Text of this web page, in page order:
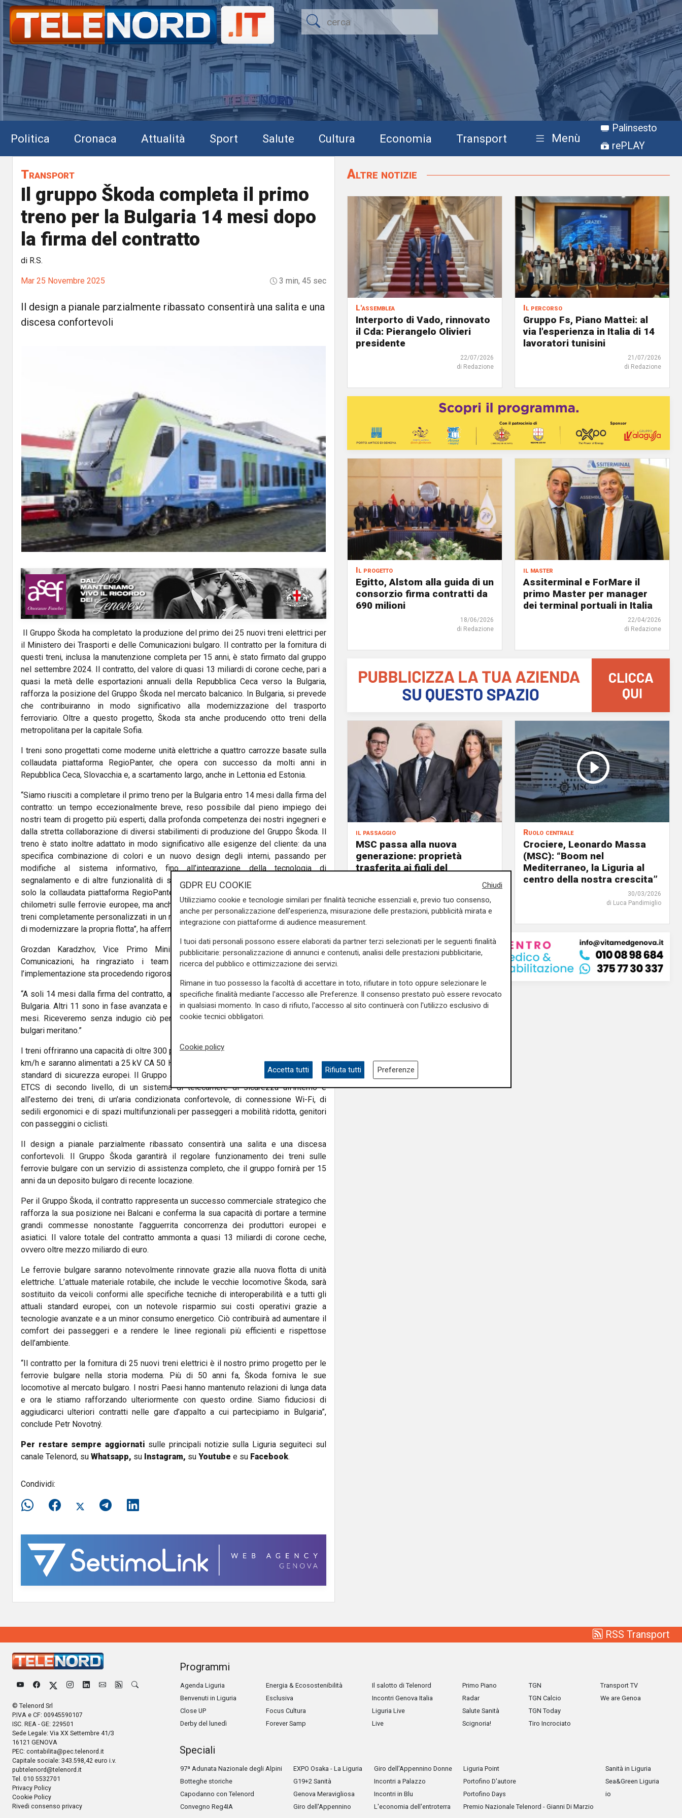
Politica Cronaca Attualità Sport Salute Cultura Economia Transport Menù
Palinsesto
rePLAY
Transport
Il gruppo Škoda completa il primo
treno per la Bulgaria 14 mesi dopo
la firma del contratto
di R.S.
Mar 25 Novembre 2025 3 min, 45 sec
Il design a pianale parzialmente ribassato consentirà una salita e una
discesa confortevoli
Il Gruppo Škoda ha completato la produzione del primo dei 25 nuovi treni elettrici per
il Ministero dei Trasporti e delle Comunicazioni bulgaro. Il contratto per la fornitura di
questi treni, inclusa la manutenzione completa per 15 anni, è stato firmato dal gruppo
nel settembre 2024. Il contratto, del valore di quasi 13 miliardi di corone ceche, pari a
quasi la metà delle esportazioni annuali della Repubblica Ceca verso la Bulgaria,
rafforza la posizione del Gruppo Škoda nel mercato balcanico. In Bulgaria, si prevede
che contribuiranno in modo significativo alla modernizzazione del trasporto
ferroviario. Oltre a questo progetto, Škoda sta anche producendo otto treni della
metropolitana per la capitale Sofia.
I treni sono progettati come moderne unità elettriche a quattro carrozze basate sulla
collaudata piattaforma RegioPanter, che opera con successo da molti anni in
Repubblica Ceca, Slovacchia e, a scartamento largo, anche in Lettonia ed Estonia.
“Siamo riusciti a completare il primo treno per la Bulgaria entro 14 mesi dalla firma del
contratto: un tempo eccezionalmente breve, reso possibile dal pieno impiego dei
nostri team di progetto più esperti, dalla profonda competenza dei nostri ingegneri e
dalla stretta collaborazione di diversi stabilimenti di produzione del Gruppo Škoda. Il
treno è stato inoltre adattato in modo significativo alle esigenze del cliente: da una
specifica combinazione di colori e un nuovo design degli interni, passando per
modifiche al sistema informativo, fino all’integrazione della tecnologia di
segnalamento e di altre funzionalità di sicurezza. Škoda porta così in Bulgaria non
solo la collaudata piattaforma RegioPanter, che ha già percorso circa 160 milioni di
chilometri sulle ferrovie europee, ma anche la capacità di fornire in tempi rapidissimi
treni completamente personalizzati in un momento in cui il Paese ha urgente bisogno
di modernizzare la propria flotta”, ha affermato Petr Novotný, CEO del Gruppo Škoda.
Grozdan Karadzhov, Vice Primo Ministro e Ministro dei Trasporti e delle
Comunicazioni, ha ringraziato i team di produzione e ha sottolineato che
l’implementazione sta procedendo rigorosamente secondo i tempi previsti:
“A soli 14 mesi dalla firma del contratto, abbiamo già il primo treno completato per la
Bulgaria. Altri 11 sono in fase avanzata e dovrebbero essere completati nei prossimi
mesi. Riceveremo senza indugio ciò per cui abbiamo pagato, e ciò che i cittadini
bulgari meritano.”
I treni offriranno una capacità di oltre 300 posti a sedere, una velocità massima di 160
km/h e saranno alimentati a 25 kV CA 50 Hz. Sono progettati per soddisfare gli attuali
standard di sicurezza europei. Il Gruppo Škoda li doterà di un sistema di sicurezza
ETCS di secondo livello, di un sistema di telecamere di sicurezza all’interno e
all’esterno dei treni, di un’aria condizionata confortevole, di connessione Wi-Fi, di
sedili ergonomici e di spazi multifunzionali per passeggeri a mobilità ridotta, genitori
con passeggini o ciclisti.
Il design a pianale parzialmente ribassato consentirà una salita e una discesa
confortevoli. Il Gruppo Škoda garantirà il regolare funzionamento dei treni sulle
ferrovie bulgare con un servizio di assistenza completo, che il gruppo fornirà per 15
anni da un deposito bulgaro di recente locazione.
Per il Gruppo Škoda, il contratto rappresenta un successo commerciale strategico che
rafforza la sua posizione nei Balcani e conferma la sua capacità di portare a termine
grandi commesse nonostante l’agguerrita concorrenza dei produttori europei e
asiatici. Il valore totale del contratto ammonta a quasi 13 miliardi di corone ceche,
ovvero oltre mezzo miliardo di euro.
Le ferrovie bulgare saranno notevolmente rinnovate grazie alla nuova flotta di unità
elettriche. L’attuale materiale rotabile, che include le vecchie locomotive Škoda, sarà
sostituito da veicoli conformi alle specifiche tecniche di interoperabilità e a tutti gli
attuali standard europei, con un notevole risparmio sui costi operativi grazie a
tecnologie avanzate e a un minor consumo energetico. Ciò contribuirà ad aumentare il
comfort dei passeggeri e a rendere le linee regionali più efficienti e rispettose
dell’ambiente.
“Il contratto per la fornitura di 25 nuovi treni elettrici è il nostro primo progetto per le
ferrovie bulgare nella storia moderna. Più di 50 anni fa, Škoda forniva le sue
locomotive al mercato bulgaro. I nostri Paesi hanno mantenuto relazioni di lunga data
e ora le stiamo rafforzando ulteriormente con questo ordine. Siamo fiduciosi di
aggiudicarci ulteriori contratti nelle gare d’appalto a cui partecipiamo in Bulgaria”,
conclude Petr Novotný.
Per restare sempre aggiornati sulle principali notizie sulla Liguria seguiteci sul
canale Telenord, su Whatsapp, su Instagram, su Youtube e su Facebook.
Condividi:
Altre notizie
L'assemblea
Interporto di Vado, rinnovato
il Cda: Pierangelo Olivieri
presidente
22/07/2026
di Redazione
Il percorso
Gruppo Fs, Piano Mattei: al
via l'esperienza in Italia di 14
lavoratori tunisini
21/07/2026
di Redazione
Il progetto
Egitto, Alstom alla guida di un
consorzio firma contratti da
690 milioni
18/06/2026
di Redazione
il master
Assiterminal e ForMare il
primo Master per manager
dei terminal portuali in Italia
22/04/2026
di Redazione
il passaggio
MSC passa alla nuova
generazione: proprietà
trasferita ai figli del
di Carlotta Nicoletti
Ruolo centrale
Crociere, Leonardo Massa
(MSC): “Boom nel
Mediterraneo, la Liguria al
centro della nostra crescita”
30/03/2026
di Luca Pandimiglio
RSS Transport
© Telenord Srl
P.IVA e CF: 00945590107
ISC. REA - GE: 229501
Sede Legale: Via XX Settembre 41/3
16121 GENOVA
PEC: contabilita@pec.telenord.it
Capitale sociale: 343.598,42 euro i.v.
pubtelenord@telenord.it
Tel. 010 5532701
Privacy Policy
Cookie Policy
Rivedi consenso privacy
Programmi
Agenda Liguria
Benvenuti in Liguria
Close UP
Derby del lunedì
Energia & Ecosostenibilità
Esclusiva
Focus Cultura
Forever Samp
Il salotto di Telenord
Incontri Genova Italia
Liguria Live
Live
Primo Piano
Radar
Salute Sanità
Scignoria!
TGN
TGN Calcio
TGN Today
Tiro Incrociato
Transport TV
We are Genoa
Speciali
97ª Adunata Nazionale degli Alpini
Botteghe storiche
Capodanno con Telenord
Convegno Reg4IA
EXPO Osaka - La Liguria
G19+2 Sanità
Genova Meravigliosa
Giro dell'Appennino
Giro dell'Appennino Donne
Incontri a Palazzo
Incontri in Blu
L'economia dell'entroterra
Liguria Point
Portofino D'autore
Portofino Days
Premio Nazionale Telenord - Gianni Di Marzio
Sanità in Liguria
Sea&Green Liguria
io
Chiudi
GDPR EU COOKIE
Utilizziamo cookie e tecnologie similari per finalità tecniche essenziali e, previo tuo consenso,
anche per personalizzazione dell'esperienza, misurazione delle prestazioni, pubblicità mirata e
integrazione con piattaforme di audience measurement.
I tuoi dati personali possono essere elaborati da partner terzi selezionati per le seguenti finalità
pubblicitarie: personalizzazione di annunci e contenuti, analisi delle prestazioni pubblicitarie,
ricerca del pubblico e ottimizzazione dei servizi.
Rimane in tuo possesso la facoltà di accettare in toto, rifiutare in toto oppure selezionare le
specifiche finalità mediante l'accesso alle Preferenze. Il consenso prestato può essere revocato
in qualsiasi momento. In caso di rifiuto, l'accesso al sito continuerà con l'utilizzo esclusivo di
cookie tecnici obbligatori.
Cookie policy
Accetta tutti Rifiuta tutti Preferenze